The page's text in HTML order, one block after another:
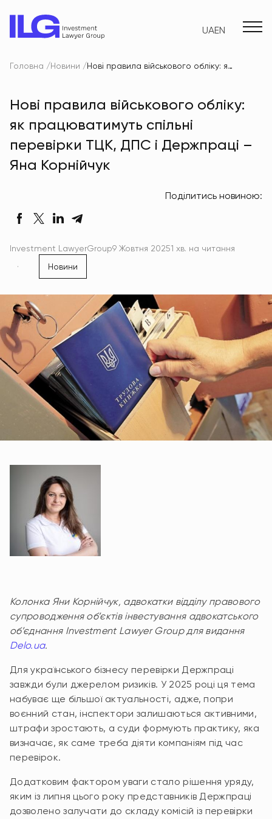
UAEN
Головна Новини Нові правила військового обліку: як працюватимуть спільні перевірки ТЦК, ДПС і Держпраці – Яна Корнійчук
Нові правила військового обліку:
як працюватимуть спільні
перевірки ТЦК, ДПС і Держпраці –
Яна Корнійчук
Поділитись новиною:
Investment LawyerGroup9 Жовтня 20251 хв. на читання
Новини
Колонка Яни Корнійчук, адвокатки відділу правового
супроводження об’єктів інвестування адвокатського
об’єднання Investment Lawyer Group для видання
Delo.ua.
Для українського бізнесу перевірки Держпраці
завжди були джерелом ризиків. У 2025 році ця тема
набуває ще більшої актуальності, адже, попри
воєнний стан, інспектори залишаються активними,
штрафи зростають, а суди формують практику, яка
визначає, як саме треба діяти компаніям під час
перевірок.
Додатковим фактором уваги стало рішення уряду,
яким із липня цього року представників Держпраці
дозволено залучати до складу комісій із перевірки